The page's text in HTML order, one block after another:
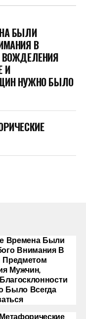
БЫЛИ
В
ВОЖДЕЛЕНИЯ
И
НУЖНО БЫЛО
Времена Были
Внимания В
Мужчин,
Было Всегда